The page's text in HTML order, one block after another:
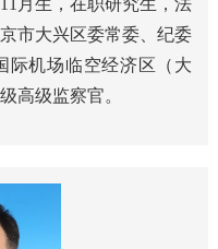
月生，在职研究生，法
市大兴区委常委、纪委
际机场临空经济区（大
高级监察官。